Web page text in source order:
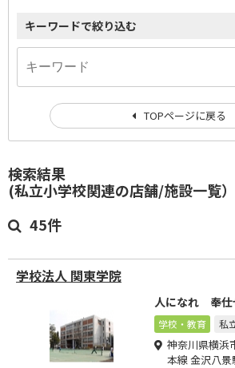
検索結果
(私立小学校関連の店舗/施設一覧）
45件
学校法人 関東学院
人になれ 奉仕
学校・教育 私
神奈川県横浜
本線 金沢八景
キーワードで絞り込む
TOPページに戻る